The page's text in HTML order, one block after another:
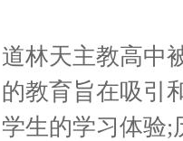
道林天主教高中
的教育旨在吸引
学生的学习体验;